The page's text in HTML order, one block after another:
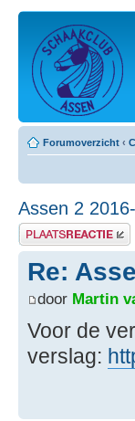
Forumoverzicht ‹
Assen 2
Plaats een reactie
Re:
door Martin
Voor de
verslag: